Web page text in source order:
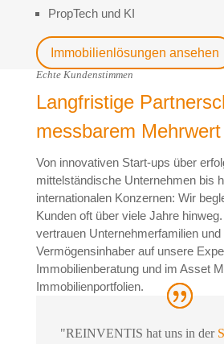
PropTech und KI
Immobilienlösungen ansehen
Echte Kundenstimmen
Langfristige
messbarem Mehrwert
Von innovativen Start-ups über
mittelständische Unternehmen bis
internationalen Konzernen: Wir
Kunden oft über viele Jahre
vertrauen Unternehmerfamilien und
Vermögensinhaber auf unsere
Immobilienberatung und im Asset
Immobilienportfolien.
"REINVENTIS hat uns in der